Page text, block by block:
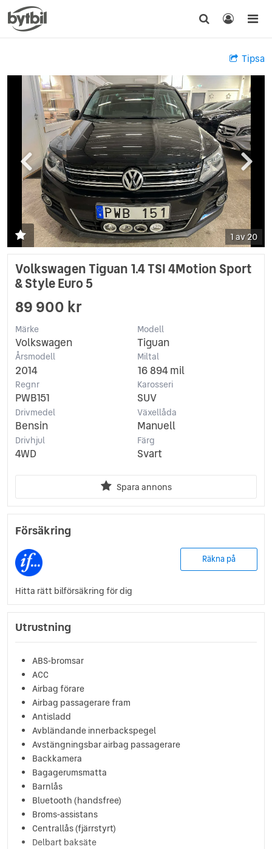
Tipsa
1 av 20
Volkswagen Tiguan 1.4 TSI 4Motion Sport
& Style Euro 5
89 900 kr
Märke
Volkswagen
Modell
Tiguan
Årsmodell
2014
Miltal
16 894 mil
Regnr
PWB151
Karosseri
SUV
Drivmedel
Bensin
Växellåda
Manuell
Drivhjul
4WD
Färg
Svart
Spara annons
Försäkring
Räkna på
Hitta rätt bilförsäkring för dig
Utrustning
ABS-bromsar
ACC
Airbag förare
Airbag passagerare fram
Antisladd
Avbländande innerbackspegel
Avstängningsbar airbag passagerare
Backkamera
Bagagerumsmatta
Barnlås
Bluetooth (handsfree)
Broms-assistans
Centrallås (fjärrstyrt)
Delbart baksäte